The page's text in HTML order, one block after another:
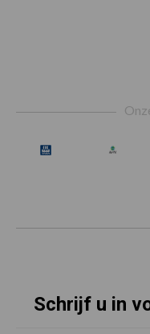
Schrijf u in